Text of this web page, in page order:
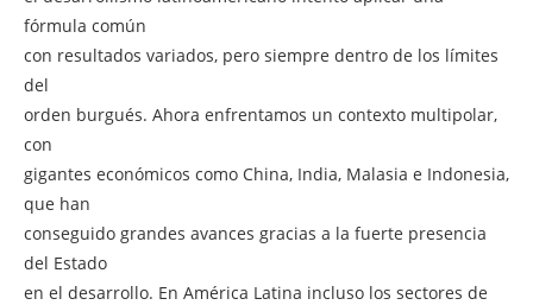
fórmula común
con resultados variados, pero siempre dentro de los límites
del
orden burgués. Ahora enfrentamos un contexto multipolar,
con
gigantes económicos como China, India, Malasia e Indonesia,
que han
conseguido grandes avances gracias a la fuerte presencia
del Estado
en el desarrollo. En América Latina incluso los sectores de